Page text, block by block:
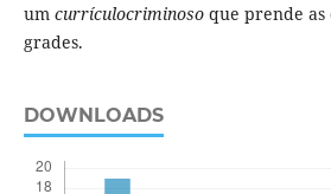
um currículocriminoso que prende as
grades.
DOWNLOADS